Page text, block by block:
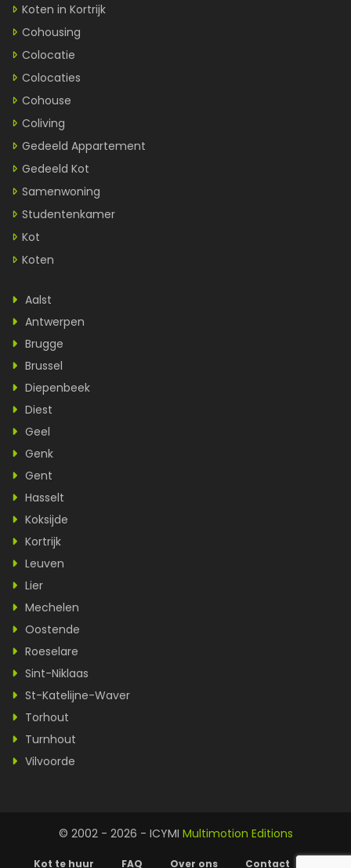
Koten in Kortrijk
Cohousing
Colocatie
Colocaties
Cohouse
Coliving
Gedeeld Appartement
Gedeeld Kot
Samenwoning
Studentenkamer
Kot
Koten
Aalst
Antwerpen
Brugge
Brussel
Diepenbeek
Diest
Geel
Genk
Gent
Hasselt
Koksijde
Kortrijk
Leuven
Lier
Mechelen
Oostende
Roeselare
Sint-Niklaas
St-Katelijne-Waver
Torhout
Turnhout
Vilvoorde
© 2002 - 2026 - ICYMI Multimotion Editions
Kot te huur FAQ Over ons Contact